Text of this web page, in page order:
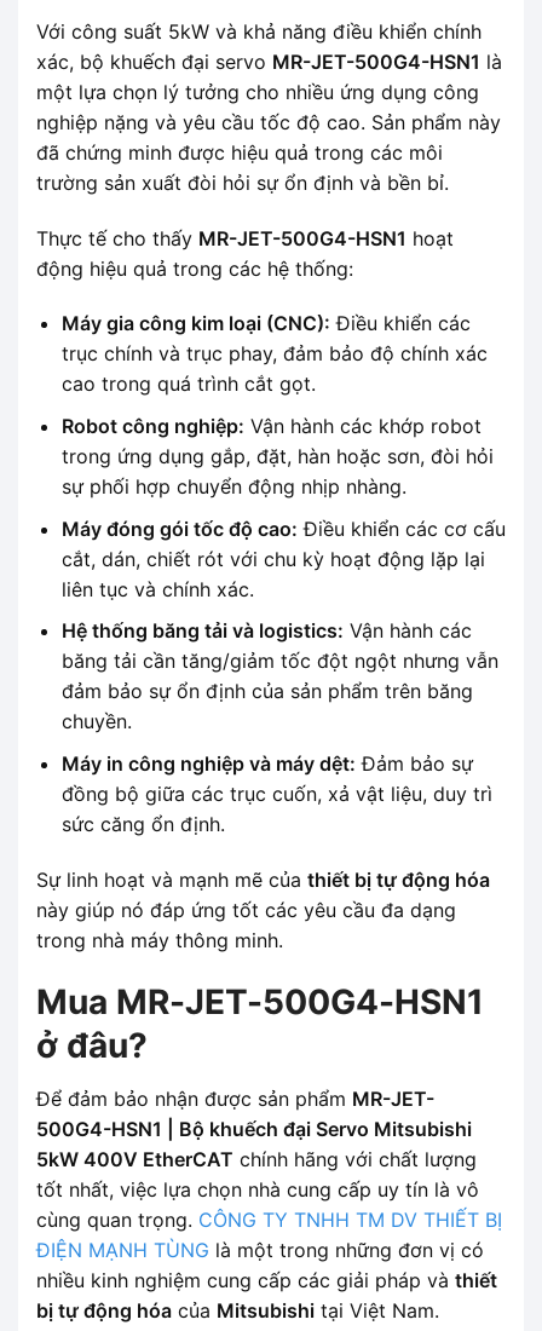
Với công suất 5kW và khả năng điều khiển chính
xác, bộ khuếch đại servo MR-JET-500G4-HSN1 là
một lựa chọn lý tưởng cho nhiều ứng dụng công
nghiệp nặng và yêu cầu tốc độ cao. Sản phẩm này
đã chứng minh được hiệu quả trong các môi
trường sản xuất đòi hỏi sự ổn định và bền bỉ.
Thực tế cho thấy MR-JET-500G4-HSN1 hoạt
động hiệu quả trong các hệ thống:
Máy gia công kim loại (CNC): Điều khiển các
trục chính và trục phay, đảm bảo độ chính xác
cao trong quá trình cắt gọt.
Robot công nghiệp: Vận hành các khớp robot
trong ứng dụng gắp, đặt, hàn hoặc sơn, đòi hỏi
sự phối hợp chuyển động nhịp nhàng.
Máy đóng gói tốc độ cao: Điều khiển các cơ cấu
cắt, dán, chiết rót với chu kỳ hoạt động lặp lại
liên tục và chính xác.
Hệ thống băng tải và logistics: Vận hành các
băng tải cần tăng/giảm tốc đột ngột nhưng vẫn
đảm bảo sự ổn định của sản phẩm trên băng
chuyền.
Máy in công nghiệp và máy dệt: Đảm bảo sự
đồng bộ giữa các trục cuốn, xả vật liệu, duy trì
sức căng ổn định.
Sự linh hoạt và mạnh mẽ của thiết bị tự động hóa
này giúp nó đáp ứng tốt các yêu cầu đa dạng
trong nhà máy thông minh.
Mua MR-JET-500G4-HSN1
ở đâu?
Để đảm bảo nhận được sản phẩm MR-JET-
500G4-HSN1 | Bộ khuếch đại Servo Mitsubishi
5kW 400V EtherCAT chính hãng với chất lượng
tốt nhất, việc lựa chọn nhà cung cấp uy tín là vô
cùng quan trọng. CÔNG TY TNHH TM DV THIẾT BỊ
ĐIỆN MẠNH TÙNG là một trong những đơn vị có
nhiều kinh nghiệm cung cấp các giải pháp và thiết
bị tự động hóa của Mitsubishi tại Việt Nam.